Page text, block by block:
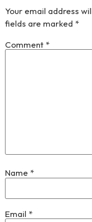
Your email address
fields are marked *
Comment *
Name *
Email *